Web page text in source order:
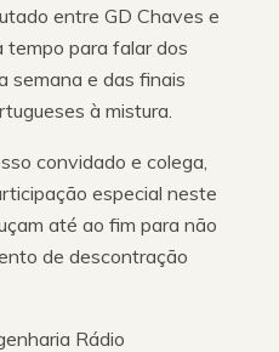
entre GD Chaves e
tempo para falar dos
semana e das finais
à mistura.
convidado e colega,
especial neste
até ao fim para não
de descontração
Rádio